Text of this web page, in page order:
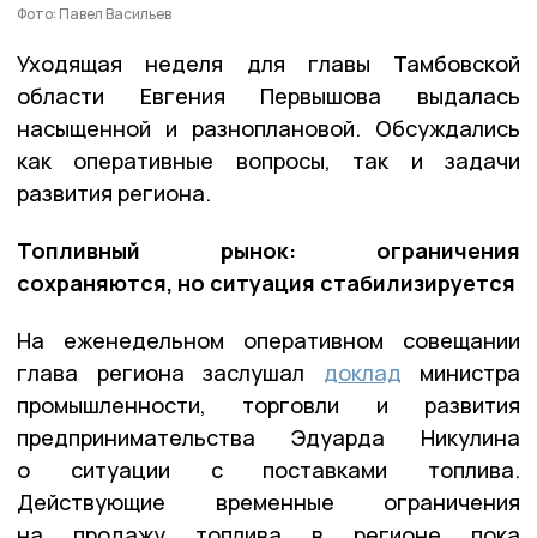
Фото: Павел Васильев
Уходящая неделя для главы Тамбовской
области Евгения Первышова выдалась
насыщенной и разноплановой. Обсуждались
как оперативные вопросы, так и задачи
развития региона.
Топливный рынок: ограничения
сохраняются, но ситуация стабилизируется
На еженедельном оперативном совещании
глава региона заслушал доклад министра
промышленности, торговли и развития
предпринимательства Эдуарда Никулина
о ситуации с поставками топлива.
Действующие временные ограничения